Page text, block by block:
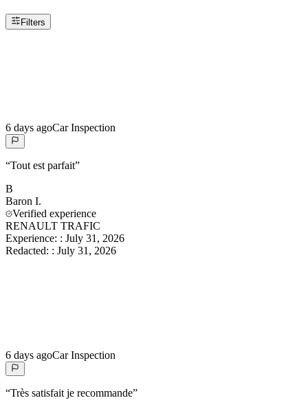
Filters
6 days agoCar Inspection
“Tout est parfait”
B
Baron I.
Verified experience
RENAULT TRAFIC
Experience: : July 31, 2026
Redacted: : July 31, 2026
6 days agoCar Inspection
“Très satisfait je recommande”